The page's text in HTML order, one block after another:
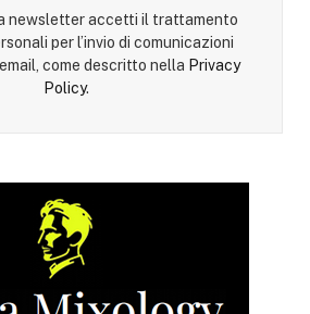
newsletter accetti il trattamento
per l’invio di comunicazioni
come descritto nella Privacy
Policy.